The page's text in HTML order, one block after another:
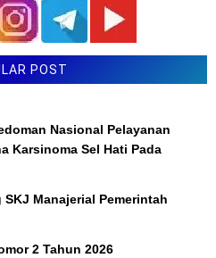
POST
Nasional Pelayanan
Karsinoma Sel Hati Pada
Manajerial Pemerintah
2 Tahun 2026